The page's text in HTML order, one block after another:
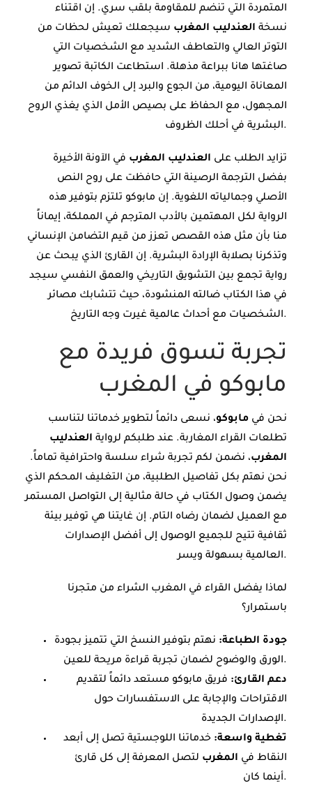
المتمردة التي تنضم للمقاومة بلقب سري. إن اقتناء
نسخة العندليب المغرب سيجعلك تعيش لحظات من
التوتر العالي والتعاطف الشديد مع الشخصيات التي
صاغتها هانا ببراعة مذهلة. استطاعت الكاتبة تصوير
المعاناة اليومية، من الجوع والبرد إلى الخوف الدائم من
المجهول، مع الحفاظ على بصيص الأمل الذي يغذي الروح
البشرية في أحلك الظروف.
تزايد الطلب على العندليب المغرب في الآونة الأخيرة
بفضل الترجمة الرصينة التي حافظت على روح النص
الأصلي وجمالياته اللغوية. إن مابوكو تلتزم بتوفير هذه
الرواية لكل المهتمين بالأدب المترجم في المملكة، إيماناً
منا بأن مثل هذه القصص تعزز من قيم التضامن الإنساني
وتذكرنا بصلابة الإرادة البشرية. إن القارئ الذي يبحث عن
رواية تجمع بين التشويق التاريخي والعمق النفسي سيجد
في هذا الكتاب ضالته المنشودة، حيث تتشابك مصائر
الشخصيات مع أحداث عالمية غيرت وجه التاريخ.
تجربة تسوق فريدة مع
مابوكو في المغرب
نحن في مابوكو، نسعى دائماً لتطوير خدماتنا لتناسب
تطلعات القراء المغاربة. عند طلبكم لرواية العندليب
المغرب، نضمن لكم تجربة شراء سلسة واحترافية تماماً.
نحن نهتم بكل تفاصيل الطلبية، من التغليف المحكم الذي
يضمن وصول الكتاب في حالة مثالية إلى التواصل المستمر
مع العميل لضمان رضاه التام. إن غايتنا هي توفير بيئة
ثقافية تتيح للجميع الوصول إلى أفضل الإصدارات
العالمية بسهولة ويسر.
لماذا يفضل القراء في المغرب الشراء من متجرنا
باستمرار؟
جودة الطباعة: نهتم بتوفير النسخ التي تتميز بجودة
الورق والوضوح لضمان تجربة قراءة مريحة للعين.
دعم القارئ: فريق مابوكو مستعد دائماً لتقديم
الاقتراحات والإجابة على الاستفسارات حول
الإصدارات الجديدة.
تغطية واسعة: خدماتنا اللوجستية تصل إلى أبعد
النقاط في المغرب لتصل المعرفة إلى كل قارئ
أينما كان.